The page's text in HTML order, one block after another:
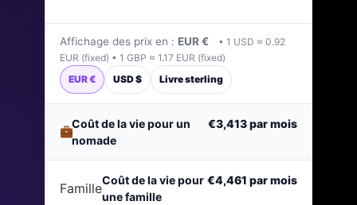
Affichage des prix en : EUR €
• 1 USD ≈ 0.92
EUR (fixed) • 1 GBP ≈ 1.17 EUR (fixed)
EUR €
USD $ Livre sterling
Coût de la vie pour un
nomade
€3,413par mois
Famille
Coût de la vie pour
une famille
€4,461 par mois